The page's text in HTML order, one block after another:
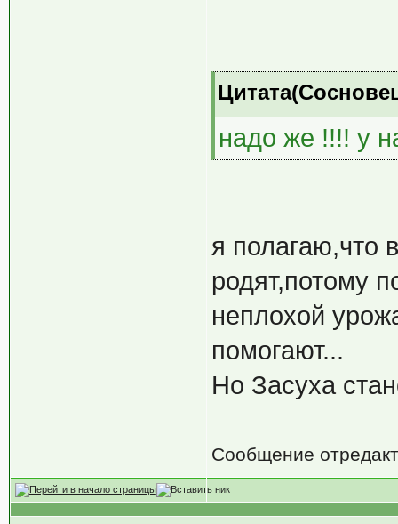
надо же !!!! у
я полагаю,что
родят,потому
неплохой
помогают...
Но Засуха
Сообщение